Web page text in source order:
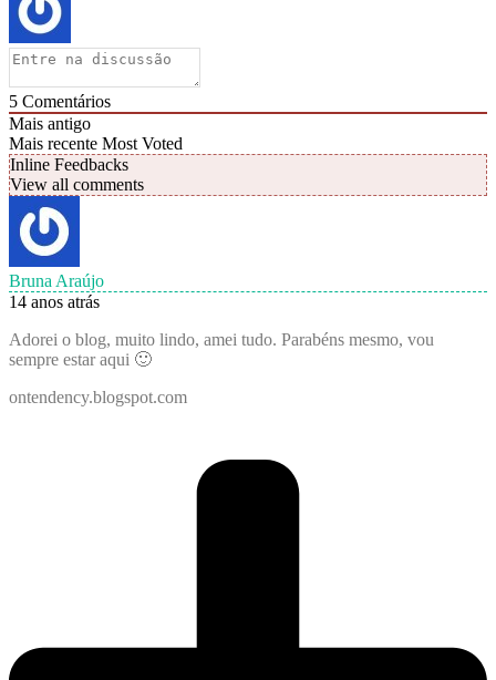
5 Comentários
Mais antigo
Mais recente Most Voted
Inline Feedbacks
View all comments
Bruna Araújo
14 anos atrás
Adorei o blog, muito lindo, amei tudo. Parabéns mesmo, vou
sempre estar aqui 🙂
ontendency.blogspot.com